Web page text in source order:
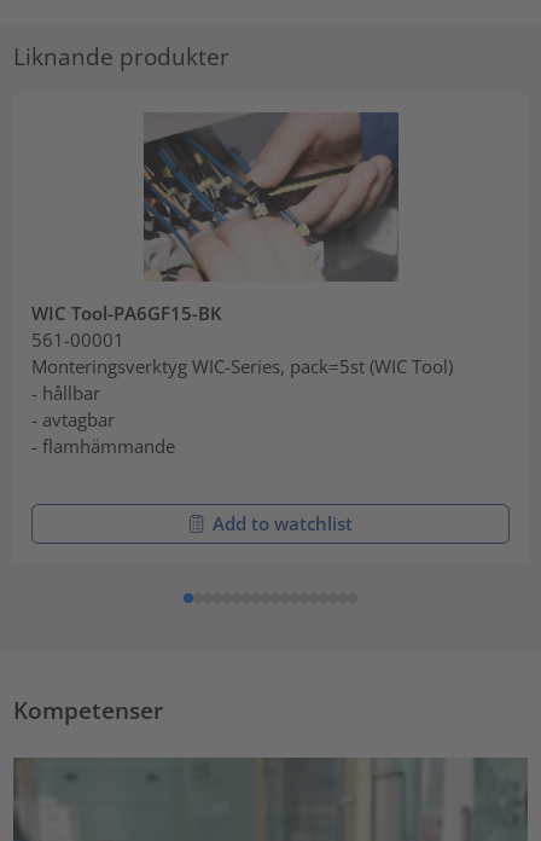
Liknande produkter
WIC Tool-PA6GF15-BK
561-00001
Monteringsverktyg WIC-Series, pack=5st (WIC Tool)
- hållbar
- avtagbar
- flamhämmande
Add to watchlist
Kompetenser